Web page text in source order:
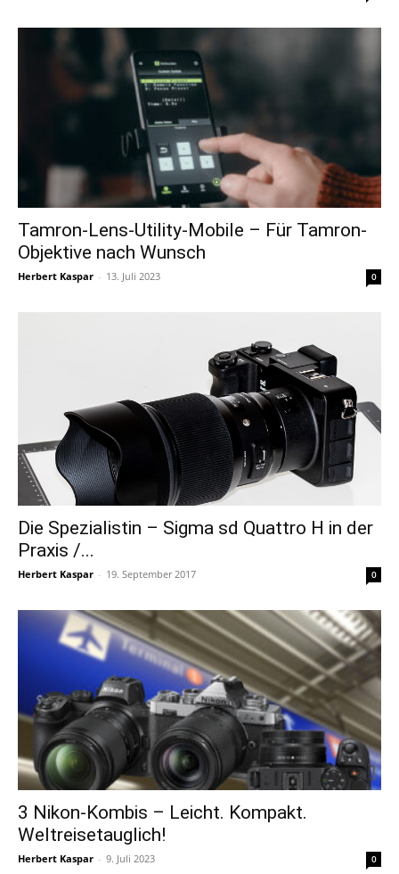
Tamron-Lens-Utility-Mobile – Für Tamron-
Objektive nach Wunsch
Herbert Kaspar - 13. Juli 2023 0
Die Spezialistin – Sigma sd Quattro H in der
Praxis /...
Herbert Kaspar - 19. September 2017 0
3 Nikon-Kombis – Leicht. Kompakt.
Weltreisetauglich!
Herbert Kaspar - 9. Juli 2023 0